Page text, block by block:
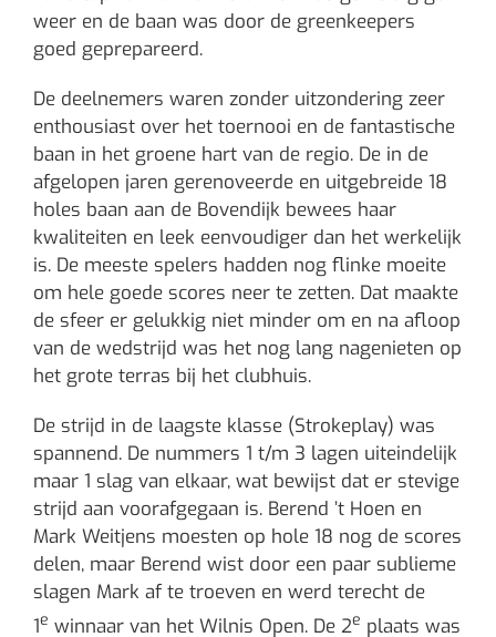
weer en de baan was door de greenkeepers
goed geprepareerd.
De deelnemers waren zonder uitzondering zeer
enthousiast over het toernooi en de fantastische
baan in het groene hart van de regio. De in de
afgelopen jaren gerenoveerde en uitgebreide 18
holes baan aan de Bovendijk bewees haar
kwaliteiten en leek eenvoudiger dan het werkelijk
is. De meeste spelers hadden nog flinke moeite
om hele goede scores neer te zetten. Dat maakte
de sfeer er gelukkig niet minder om en na afloop
van de wedstrijd was het nog lang nagenieten op
het grote terras bij het clubhuis.
De strijd in de laagste klasse (Strokeplay) was
spannend. De nummers 1 t/m 3 lagen uiteindelijk
maar 1 slag van elkaar, wat bewijst dat er stevige
strijd aan voorafgegaan is. Berend ’t Hoen en
Mark Weitjens moesten op hole 18 nog de scores
delen, maar Berend wist door een paar sublieme
slagen Mark af te troeven en werd terecht de
1e winnaar van het Wilnis Open. De 2e plaats was